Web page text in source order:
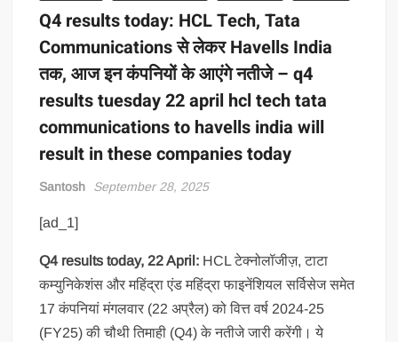
Q4 results today: HCL Tech, Tata
Communications से लेकर Havells India
तक, आज इन कंपनियों के आएंगे नतीजे – q4
results tuesday 22 april hcl tech tata
communications to havells india will
result in these companies today
Santosh September 28, 2025
[ad_1]
Q4 results today, 22 April: HCL टेक्नोलॉजीज़, टाटा
कम्युनिकेशंस और महिंद्रा एंड महिंद्रा फाइनेंशियल सर्विसेज समेत
17 कंपनियां मंगलवार (22 अप्रैल) को वित्त वर्ष 2024-25
(FY25) की चौथी तिमाही (Q4) के नतीजे जारी करेंगी। ये